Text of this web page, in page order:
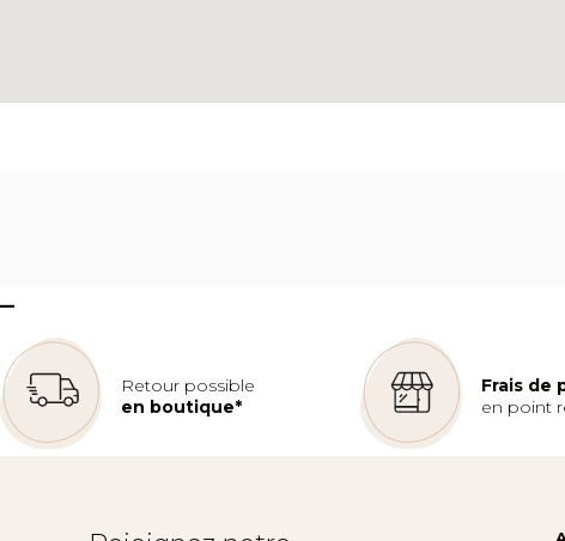
–
Retour possible
en boutique*
Frais de
en point